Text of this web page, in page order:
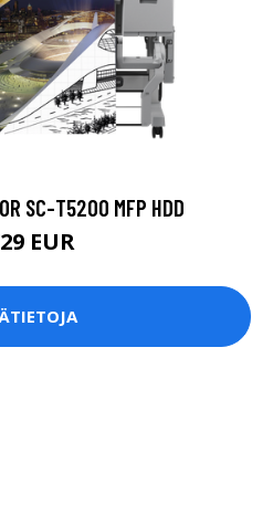
SC-T5200 MFP HDD
EUR